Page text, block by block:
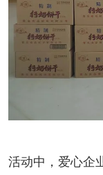
活动中，爱心企